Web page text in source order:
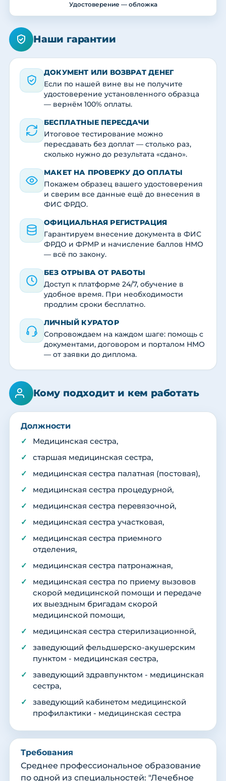
Удостоверение — обложка
Наши гарантии
ДОКУМЕНТ ИЛИ ВОЗВРАТ ДЕНЕГ
Если по нашей вине вы не получите
удостоверение установленного образца
— вернём 100% оплаты.
БЕСПЛАТНЫЕ ПЕРЕСДАЧИ
Итоговое тестирование можно
пересдавать без доплат — столько раз,
сколько нужно до результата «сдано».
МАКЕТ НА ПРОВЕРКУ ДО ОПЛАТЫ
Покажем образец вашего удостоверения
и сверим все данные ещё до внесения в
ФИС ФРДО.
ОФИЦИАЛЬНАЯ РЕГИСТРАЦИЯ
Гарантируем внесение документа в ФИС
ФРДО и ФРМР и начисление баллов НМО
— всё по закону.
БЕЗ ОТРЫВА ОТ РАБОТЫ
Доступ к платформе 24/7, обучение в
удобное время. При необходимости
продлим сроки бесплатно.
ЛИЧНЫЙ КУРАТОР
Сопровождаем на каждом шаге: помощь с
документами, договором и порталом НМО
— от заявки до диплома.
Кому подходит и кем работать
Должности
Медицинская сестра,
старшая медицинская сестра,
медицинская сестра палатная (постовая),
медицинская сестра процедурной,
медицинская сестра перевязочной,
медицинская сестра участковая,
медицинская сестра приемного
отделения,
медицинская сестра патронажная,
медицинская сестра по приему вызовов
скорой медицинской помощи и передаче
их выездным бригадам скорой
медицинской помощи,
медицинская сестра стерилизационной,
заведующий фельдшерско-акушерским
пунктом - медицинская сестра,
заведующий здравпунктом - медицинская
сестра,
заведующий кабинетом медицинской
профилактики - медицинская сестра
Требования
Среднее профессиональное образование
по одной из специальностей: "Лечебное